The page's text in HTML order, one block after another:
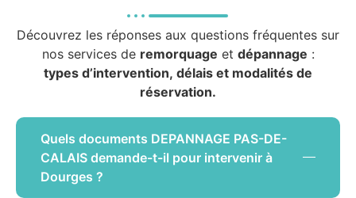
Découvrez les réponses aux questions fréquentes sur
nos services de remorquage et dépannage :
types d’intervention, délais et modalités de
réservation.
Quels documents DEPANNAGE PAS-DE-
CALAIS demande-t-il pour intervenir à
Dourges ?